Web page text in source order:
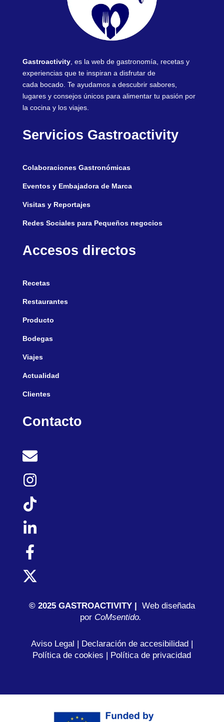
Gastroactivity, es la web de gastronomía, recetas y
experiencias que te inspiran a disfrutar de
cada bocado. Te ayudamos a descubrir sabores,
lugares y consejos únicos para alimentar tu pasión por
la cocina y los viajes.
Servicios Gastroactivity
Colaboraciones Gastronómicas
Eventos y Embajadora de Marca
Visitas y Reportajes
Redes Sociales para Pequeños negocios
Accesos directos
Recetas
Restaurantes
Producto
Bodegas
Viajes
Actualidad
Clientes
Contacto
© 2025 GASTROACTIVITY | Web diseñada
porCoMsentido.
Aviso Legal | Declaración de accesibilidad|
Política de cookies | Política de privacidad